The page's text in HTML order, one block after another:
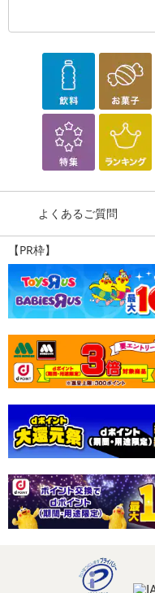
よくあるご質問
【PR枠】